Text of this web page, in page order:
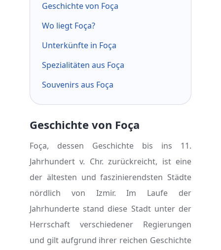
Geschichte von Foça
Wo liegt Foça?
Unterkünfte in Foça
Spezialitäten aus Foça
Souvenirs aus Foça
Geschichte von Foça
Foça, dessen Geschichte bis ins 11.
Jahrhundert v. Chr. zurückreicht, ist eine
der ältesten und faszinierendsten Städte
nördlich von Izmir. Im Laufe der
Jahrhunderte stand diese Stadt unter der
Herrschaft verschiedener Regierungen
und gilt aufgrund ihrer reichen Geschichte